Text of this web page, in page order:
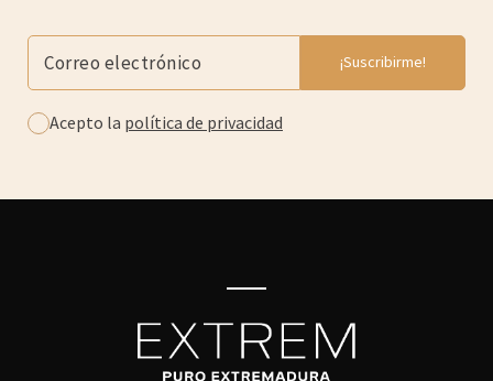
Acepto la política de privacidad